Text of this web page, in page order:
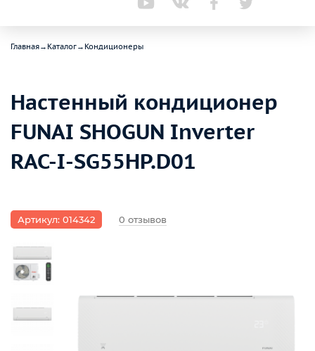
Главная→ Каталог→ Кондиционеры
Настенный кондиционер
FUNAI SHOGUN Inverter
RAC-I-SG55HP.D01
Артикул: 014342 0 отзывов